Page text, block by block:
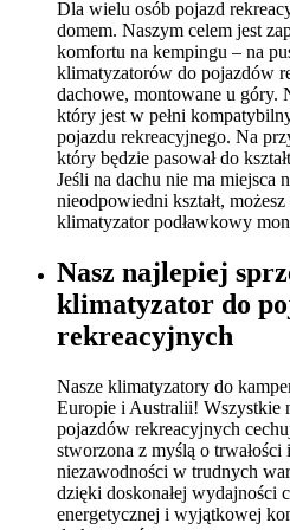
Dla wielu osób pojazd
domem. Naszym celem jest
komfortu na kempingu – na
klimatyzatorów do pojazdów
dachowe, montowane u góry.
który jest w pełni
pojazdu rekreacyjnego. Na
który będzie pasował do
Jeśli na dachu nie ma miejsca
nieodpowiedni kształt,
klimatyzator podławkowy
Nasz najlepiej
klimatyzator do
rekreacyjnych
Nasze klimatyzatory do
Europie i Australii! Wszystkie
pojazdów rekreacyjnych
stworzona z myślą o
niezawodności w trudnych
dzięki doskonałej wydajności
energetycznej i wyjątkowej